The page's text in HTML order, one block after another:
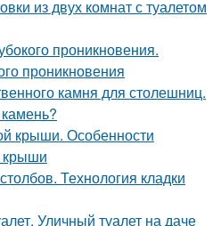
из двух комнат с туалетом
проникновения.
проникновения
камня для столешниц.
крыши. Особенности
крыши
Технология кладки
Уличный туалет на даче